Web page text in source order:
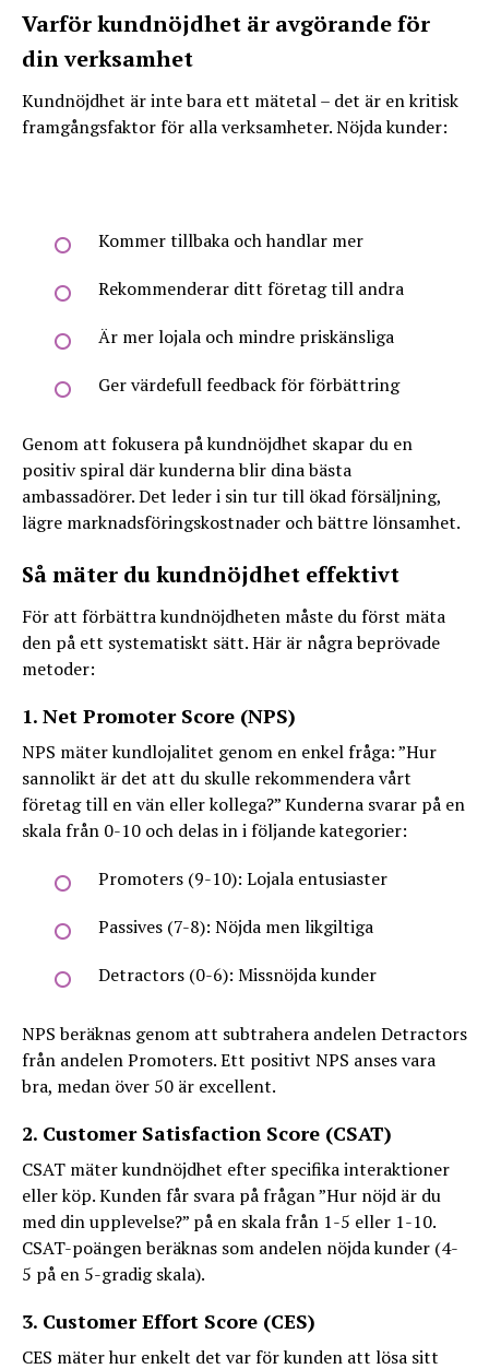
Varför kundnöjdhet är avgörande för
din verksamhet
Kundnöjdhet är inte bara ett mätetal – det är en kritisk
framgångsfaktor för alla verksamheter. Nöjda kunder:
Kommer tillbaka och handlar mer
Rekommenderar ditt företag till andra
Är mer lojala och mindre priskänsliga
Ger värdefull feedback för förbättring
Genom att fokusera på kundnöjdhet skapar du en
positiv spiral där kunderna blir dina bästa
ambassadörer. Det leder i sin tur till ökad försäljning,
lägre marknadsföringskostnader och bättre lönsamhet.
Så mäter du kundnöjdhet effektivt
För att förbättra kundnöjdheten måste du först mäta
den på ett systematiskt sätt. Här är några beprövade
metoder:
1. Net Promoter Score (NPS)
NPS mäter kundlojalitet genom en enkel fråga: ”Hur
sannolikt är det att du skulle rekommendera vårt
företag till en vän eller kollega?” Kunderna svarar på en
skala från 0-10 och delas in i följande kategorier:
Promoters (9-10): Lojala entusiaster
Passives (7-8): Nöjda men likgiltiga
Detractors (0-6): Missnöjda kunder
NPS beräknas genom att subtrahera andelen Detractors
från andelen Promoters. Ett positivt NPS anses vara
bra, medan över 50 är excellent.
2. Customer Satisfaction Score (CSAT)
CSAT mäter kundnöjdhet efter specifika interaktioner
eller köp. Kunden får svara på frågan ”Hur nöjd är du
med din upplevelse?” på en skala från 1-5 eller 1-10.
CSAT-poängen beräknas som andelen nöjda kunder (4-
5 på en 5-gradig skala).
3. Customer Effort Score (CES)
CES mäter hur enkelt det var för kunden att lösa sitt